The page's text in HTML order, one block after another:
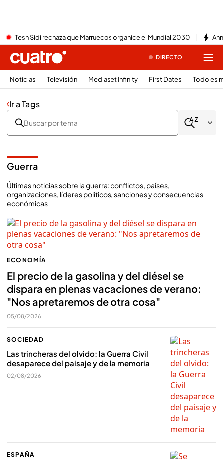
Tesh Sidi rechaza que Marruecos organice el Mundial 2030
DIRECTO
Noticias Televisión Mediaset Infinity First Dates Todo es
Ir a Tags
Guerra
Últimas noticias sobre la guerra: conflictos, países,
organizaciones, líderes políticos, sanciones y consecuencias
económicas
ECONOMÍA
El precio de la gasolina y del diésel se
dispara en plenas vacaciones de verano:
"Nos apretaremos de otra cosa"
05/08/2026
SOCIEDAD
Las trincheras del olvido: la Guerra Civil
desaparece del paisaje y de la memoria
02/08/2026
ESPAÑA